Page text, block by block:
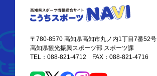
〒780-8570 高知県高知市丸ノ内1丁目7番52号
高知県観光振興スポーツ部 スポーツ課
TEL：088-821-4712 FAX：088-821-4716